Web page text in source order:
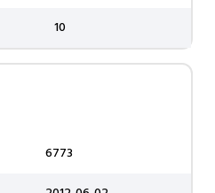
10
6773